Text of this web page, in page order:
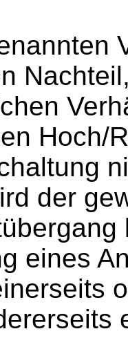
Hoch/
der
eines